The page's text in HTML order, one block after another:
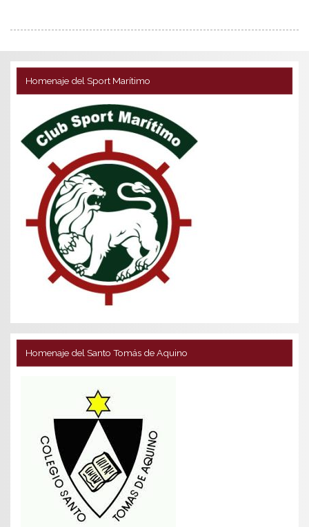
Homenaje del Sport Marítimo
Homenaje del Santo Tomás de Aquino